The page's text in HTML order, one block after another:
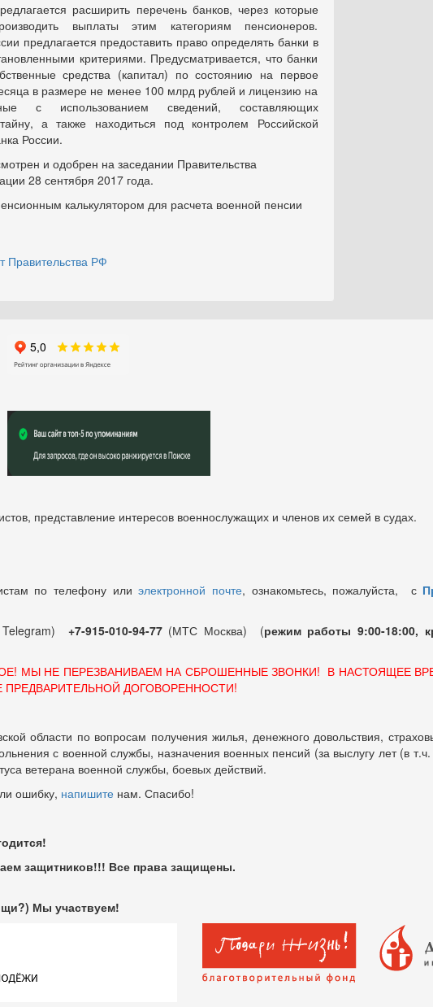
расширить перечень банков, через которые
выплаты этим категориям пенсионеров.
предлагается предоставить право определять банки в
критериями. Предусматривается, что банки
средства (капитал) по состоянию на первое
в размере не менее 100 млрд рублей и лицензию на
с использованием сведений, составляющих
тайну, а также находиться под контролем Российской
России.
и одобрен на заседании Правительства
28 сентября 2017 года.
калькулятором для расчета военной пенсии
РФ
представление интересов военнослужащих и членов их семей в судах.
по телефону илиэлектронной почте, ознакомьтесь, пожалуйста, с
+7-915-010-94-77 (МТС Москва) (режим работы 9:00-18:00,
МЫ НЕ ПЕРЕЗВАНИВАЕМ НА СБРОШЕННЫЕ ЗВОНКИ! В НАСТОЯЩЕЕ
ДОГОВОРЕННОСТИ!
области по вопросам получения жилья, денежного довольствия,
с военной службы, назначения военных пенсий (за выслугу лет (в т.ч.
ветерана военной службы, боевых действий.
ошибку, напишите нам. Спасибо!
защитников!!! Все права защищены.
Мы участвуем!